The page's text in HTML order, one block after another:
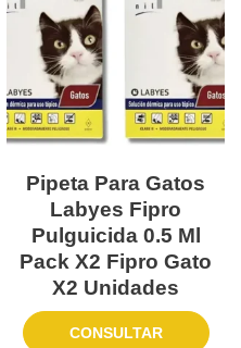
Pipeta Para Gatos
Labyes Fipro
Pulguicida 0.5 Ml
Pack X2 Fipro Gato
X2 Unidades
CONSULTAR